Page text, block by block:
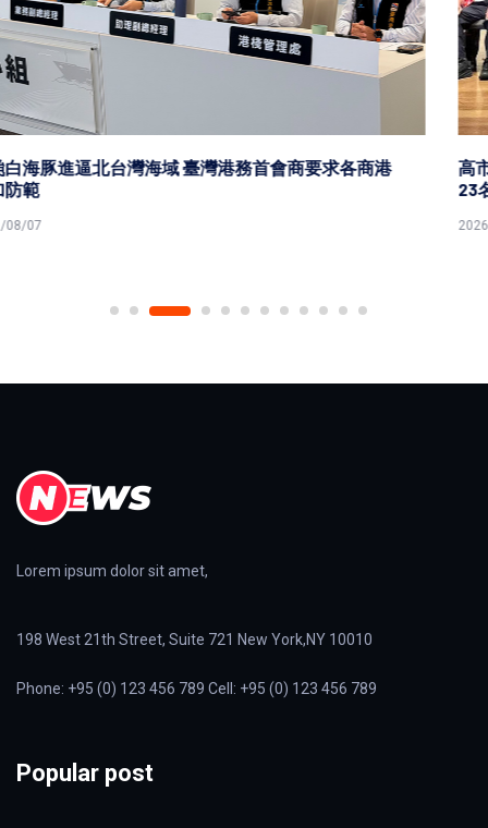
高市社會局攜手福澤基金會歡慶115年父親節 表揚第51屆
23名模範父親
2026/08/07
Lorem ipsum dolor sit amet,
198 West 21th Street, Suite 721 New York,NY 10010
Phone: +95 (0) 123 456 789 Cell: +95 (0) 123 456 789
Popular post